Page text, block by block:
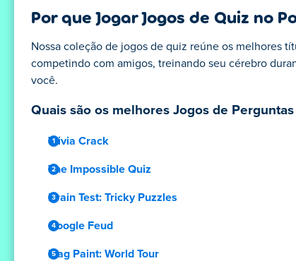
Por que Jogar Jogos de Quiz no
Nossa coleção de jogos de quiz reúne os melhores
competindo com amigos, treinando seu cérebro
você.
Quais são os melhores Jogos de
Trivia Crack
The Impossible Quiz
Brain Test: Tricky Puzzles
Google Feud
Flag Paint: World Tour